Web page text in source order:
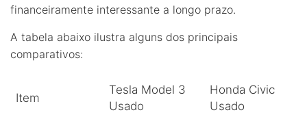
financeiramente interessante a longo prazo.
A tabela abaixo ilustra alguns dos principais
comparativos:
Item
Tesla Model 3
Usado
Honda Civic
Usado